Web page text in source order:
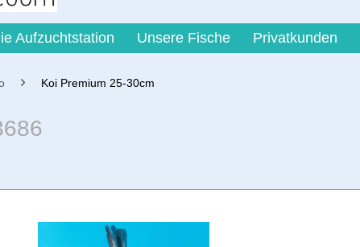
Aufzuchtstation Unsere Fische Privatkunden
Koi Premium 25-30cm